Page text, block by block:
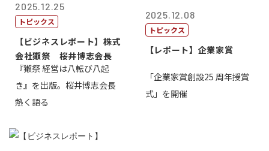
2025.12.25
トピックス
【ビジネスレポート】株式
会社獺祭 桜井博志会長
『獺祭 経営は八転び八起
き』を出版。桜井博志会長
熱く語る
2025.12.08
トピックス
【レポート】企業家賞
「企業家賞創設25 周年授賞
式」を開催